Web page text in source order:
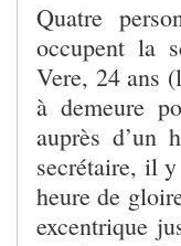
Quatre
occupent la
Vere, 24 ans
à demeure
auprès d’un
secrétaire, il
heure de
excentrique